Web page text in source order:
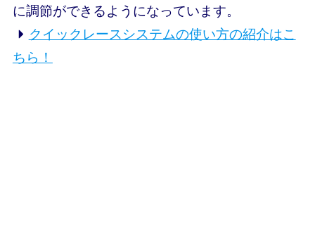
に調節ができるようになっています。
クイックレースシステムの使い方の紹介はこ
ちら！